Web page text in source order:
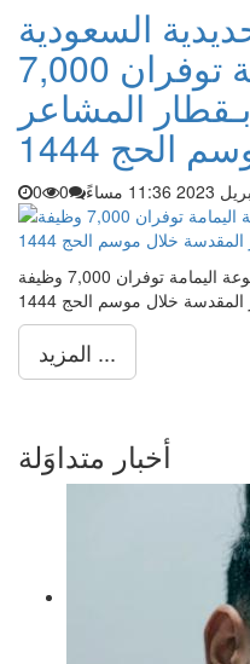
السعودية
ومجموعة اليمامة توفران 7,000
المشاعر
1444
0
0
الخطوط الحديدية السعودية ومجموعة اليمامة توفران 7,000 وظيفة
خلال موسم الحج 1444
المزيد ...
أخبار متداوَلة